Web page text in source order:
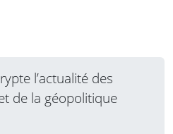
l’actualité des
de la géopolitique